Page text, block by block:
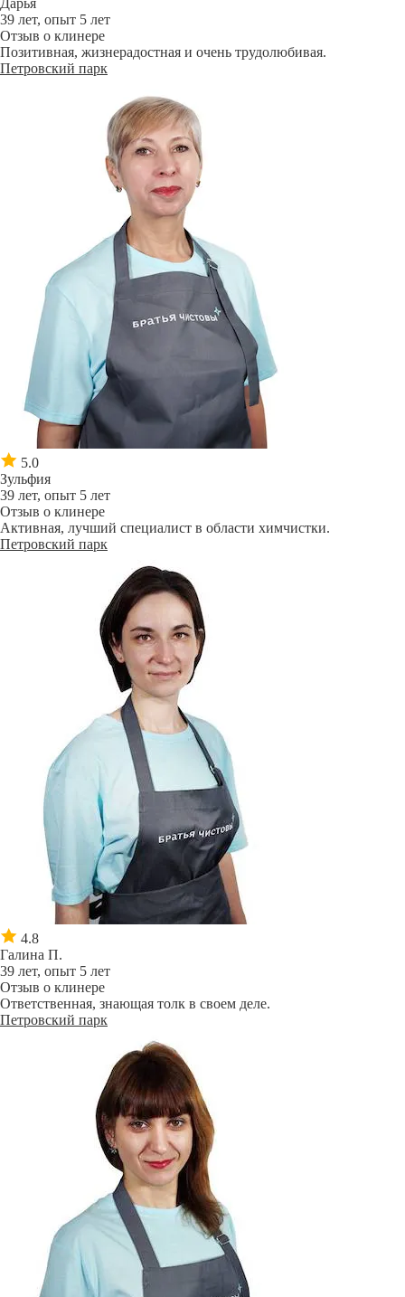
Дарья
39 лет, опыт 5 лет
Отзыв о клинере
Позитивная, жизнерадостная и очень трудолюбивая.
Петровский парк
5.0
Зульфия
39 лет, опыт 5 лет
Отзыв о клинере
Активная, лучший специалист в области химчистки.
Петровский парк
4.8
Галина П.
39 лет, опыт 5 лет
Отзыв о клинере
Ответственная, знающая толк в своем деле.
Петровский парк